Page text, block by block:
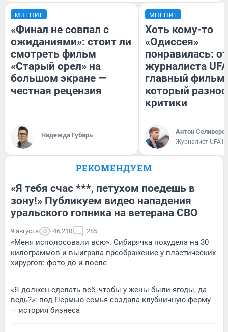
МНЕНИЕ
«Финал не совпал с
ожиданиями»: стоит ли
смотреть фильм
«Старый орел» на
большом экране —
честная рецензия
Надежда Губарь
МНЕНИЕ
Хоть кому-то
«Одиссея»
понравилась:
журналиста
главный фильм
который
критики
Антон
Журналист
РЕКОМЕНДУЕМ
«Я тебя счас ***, петухом поедешь в
зону!» Публикуем видео нападения
уральского гопника на ветерана СВО
9 августа 46 210 285
«Меня исполосовали всю». Сибирячка похудела на 30
килограммов и выиграла преображение у пластических
хирургов: фото до и после
«Я должен сделать всё, чтобы у жены были ягоды, да
ведь?»: под Пермью семья создала клубничную ферму
— история бизнеса